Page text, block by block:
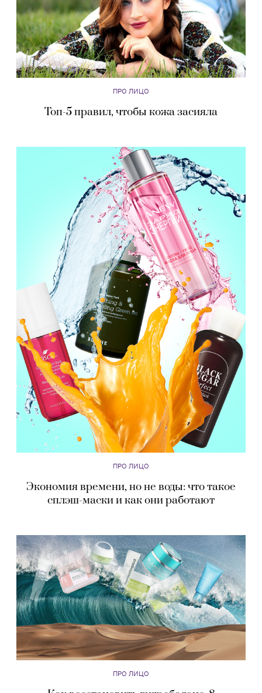
ПРО ЛИЦО
Топ-5 правил, чтобы кожа засияла
ПРО ЛИЦО
Экономия времени, но не воды: что такое
сплэш-маски и как они работают
ПРО ЛИЦО